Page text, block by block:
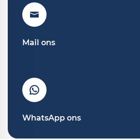
Mail ons
WhatsApp ons